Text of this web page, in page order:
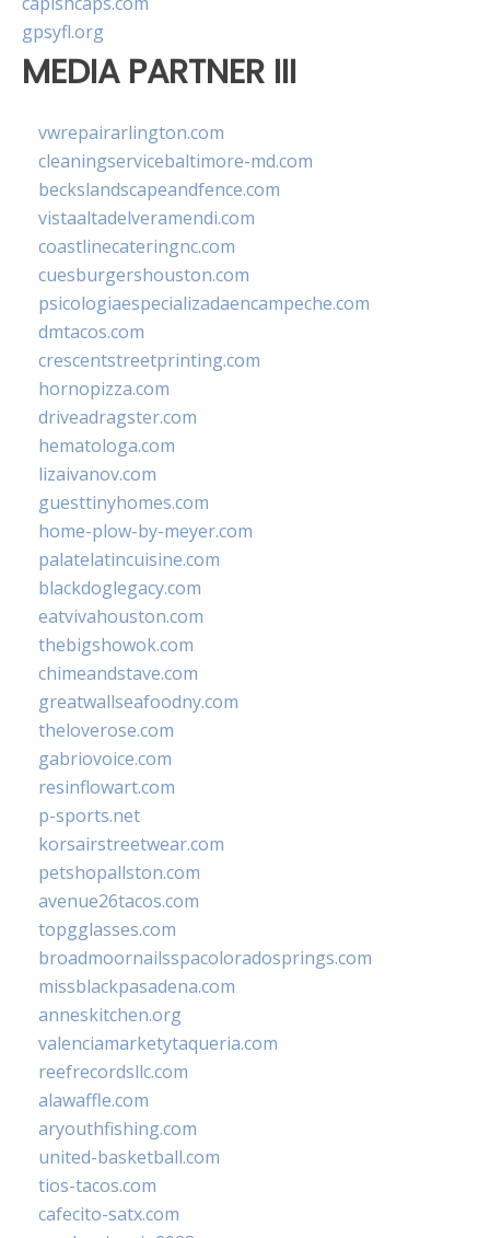
gpsyfl.org
MEDIA PARTNER III
vwrepairarlington.com
cleaningservicebaltimore-md.com
beckslandscapeandfence.com
vistaaltadelveramendi.com
coastlinecateringnc.com
cuesburgershouston.com
psicologiaespecializadaencampeche.com
dmtacos.com
crescentstreetprinting.com
hornopizza.com
driveadragster.com
hematologa.com
lizaivanov.com
guesttinyhomes.com
home-plow-by-meyer.com
palatelatincuisine.com
blackdoglegacy.com
eatvivahouston.com
thebigshowok.com
chimeandstave.com
greatwallseafoodny.com
theloverose.com
gabriovoice.com
resinflowart.com
p-sports.net
korsairstreetwear.com
petshopallston.com
avenue26tacos.com
topgglasses.com
broadmoornailsspacoloradosprings.com
missblackpasadena.com
anneskitchen.org
valenciamarketytaqueria.com
reefrecordsllc.com
alawaffle.com
aryouthfishing.com
united-basketball.com
tios-tacos.com
cafecito-satx.com